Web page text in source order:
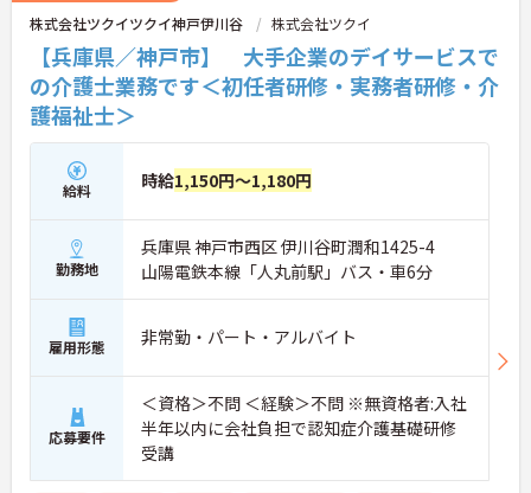
株式会社ツクイツクイ神戸伊川谷 株式会社ツクイ
【兵庫県／神戸市】 大手企業のデイサービスで
の介護士業務です＜初任者研修・実務者研修・介
護福祉士＞
給料 時給1,150円～1,180円
勤務地
兵庫県 神戸市西区 伊川谷町潤和1425-4
山陽電鉄本線「人丸前駅」バス・車6分
雇用形態 非常勤・パート・アルバイト
応募要件
＜資格＞不問 ＜経験＞不問 ※無資格者:入社
半年以内に会社負担で認知症介護基礎研修
受講